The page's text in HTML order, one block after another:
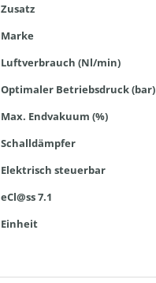
Zusatz
Marke
Luftverbrauch (Nl/min)
Optimaler Betriebsdruck (bar)
Max. Endvakuum (%)
Schalldämpfer
Elektrisch steuerbar
eCl@ss 7.1
Einheit